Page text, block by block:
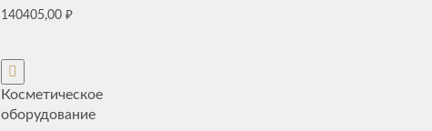
140405,00₽
Косметическое
оборудование